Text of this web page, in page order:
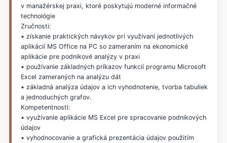
v manažérskej praxi, ktoré poskytujú moderné informačné
technológie
Zručnosti:
• získanie praktických návykov pri využívaní jednotlivých
aplikácií MS Office na PC so zameraním na ekonomické
aplikácie pre podnikové analýzy v praxi
• používanie základných príkazov funkcií programu Microsoft
Excel zameraných na analýzu dát
• základná analýza údajov a ich vyhodnotenie, tvorba tabuliek
a jednoduchých grafov.
Kompetentnosti:
• využívanie aplikácie MS Excel pre spracovanie podnikových
údajov
• vyhodnocovanie a grafická prezentácia údajov použitím